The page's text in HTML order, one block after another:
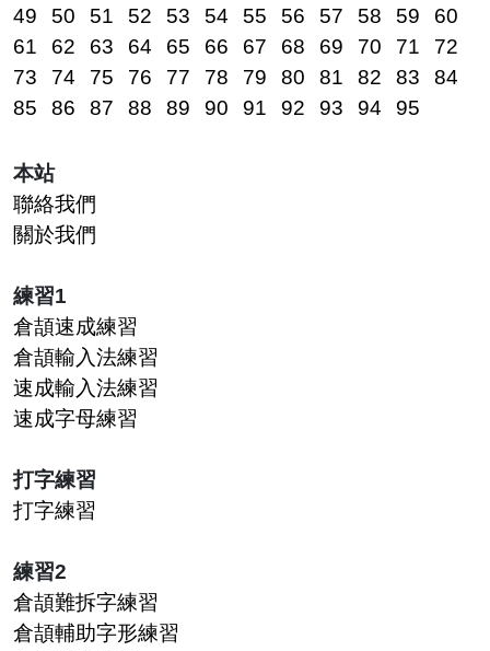
49 50 51 52 53 54 55 56 57 58 59
60
61
62 63 64 65 66 67 68 69 70 71
72
73
74 75 76 77 78 79 80 81 82 83
84
85
86 87 88 89 90 91 92 93 94 95
本站
聯絡我們
關於我們
練習1
倉頡速成練習
倉頡輸入法練習
速成輸入法練習
速成字母練習
打字練習
打字練習
練習2
倉頡難拆字練習
倉頡輔助字形練習